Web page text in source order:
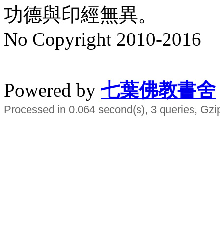
功德與印經無異。
No Copyright 2010-2016
Powered by 七葉佛教書舍
Processed in 0.064 second(s), 3 queries,